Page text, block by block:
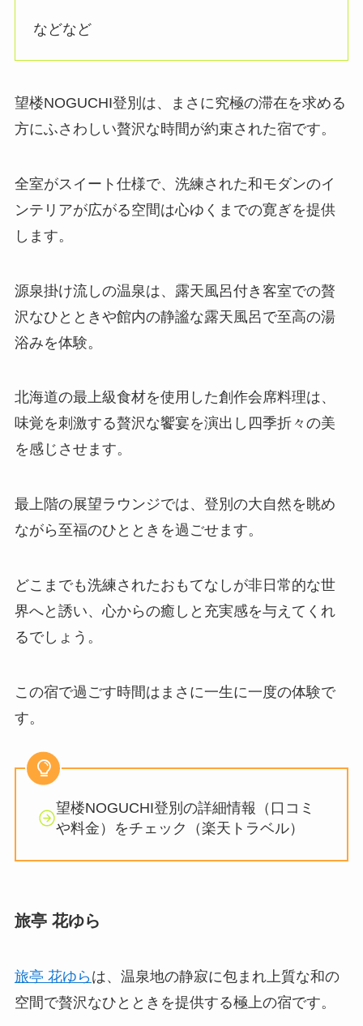
などなど
望楼NOGUCHI登別は、まさに究極の滞在を求める
方にふさわしい贅沢な時間が約束された宿です。
全室がスイート仕様で、洗練された和モダンのイ
ンテリアが広がる空間は心ゆくまでの寛ぎを提供
します。
源泉掛け流しの温泉は、露天風呂付き客室での贅
沢なひとときや館内の静謐な露天風呂で至高の湯
浴みを体験。
北海道の最上級食材を使用した創作会席料理は、
味覚を刺激する贅沢な饗宴を演出し四季折々の美
を感じさせます。
最上階の展望ラウンジでは、登別の大自然を眺め
ながら至福のひとときを過ごせます。
どこまでも洗練されたおもてなしが非日常的な世
界へと誘い、心からの癒しと充実感を与えてくれ
るでしょう。
この宿で過ごす時間はまさに一生に一度の体験で
す。
望楼NOGUCHI登別の詳細情報（口コミ
や料金）をチェック（楽天トラベル）
旅亭 花ゆら
旅亭 花ゆら は、温泉地の静寂に包まれ上質な和の
空間で贅沢なひとときを提供する極上の宿です。